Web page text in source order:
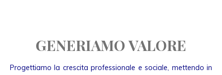
GENERIAMO VALORE
Progettiamo la crescita professionale e sociale, mettendo in